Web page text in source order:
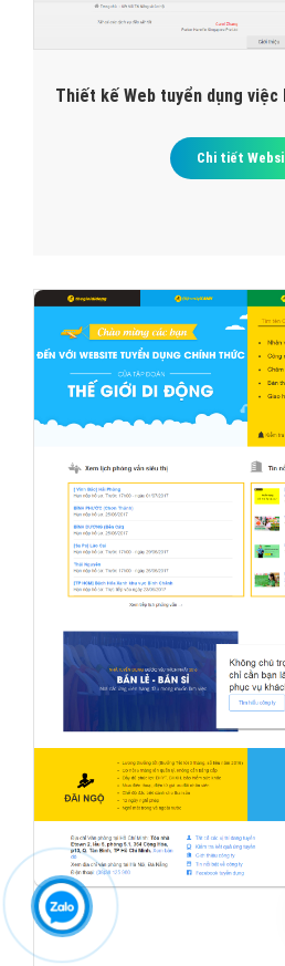
Thiết kế Web tuyển dụng việc
Chi tiết